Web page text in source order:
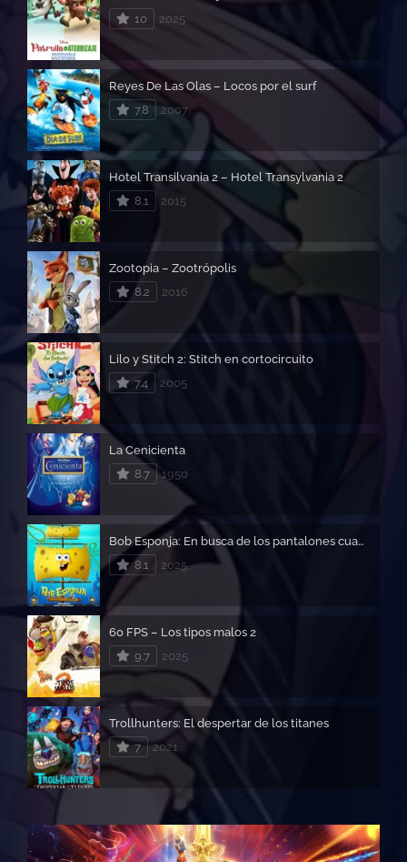
10
2025
Reyes De Las Olas – Locos por el surf
7.8
2007
Hotel Transilvania 2 – Hotel Transylvania 2
8.1
2015
Zootopia – Zootrópolis
8.2
2016
Lilo y Stitch 2: Stitch en cortocircuito
7.4
2005
La Cenicienta
8.7
1950
Bob Esponja: En busca de los pantalones cuadrados
8.1
2025
60 FPS – Los tipos malos 2
9.7
2025
Trollhunters: El despertar de los titanes
7
2021